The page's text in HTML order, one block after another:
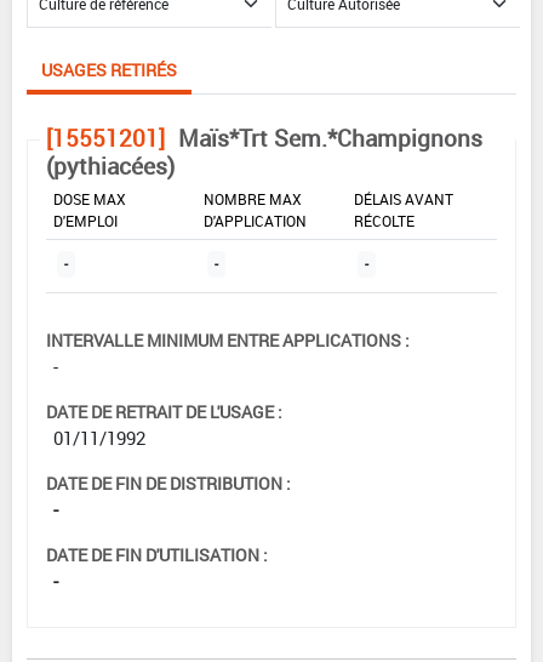
USAGES RETIRÉS
[15551201] Maïs*Trt Sem.*Champignons
(pythiacées)
DOSE MAX
D'EMPLOI
NOMBRE MAX
D'APPLICATION
DÉLAIS AVANT
RÉCOLTE
- - -
INTERVALLE MINIMUM ENTRE APPLICATIONS :
-
DATE DE RETRAIT DE L'USAGE :
01/11/1992
DATE DE FIN DE DISTRIBUTION :
-
DATE DE FIN D'UTILISATION :
-